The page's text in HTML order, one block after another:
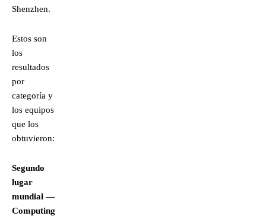
Shenzhen.
Estos son
los
resultados
por
categoría y
los equipos
que los
obtuvieron:
Segundo
lugar
mundial —
Computing